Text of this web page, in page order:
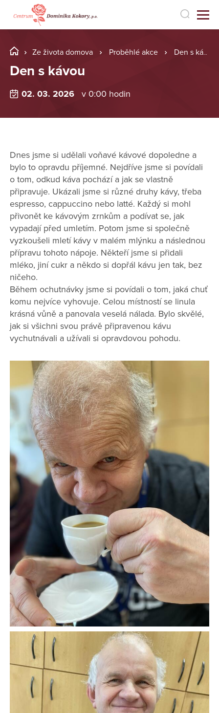
Ze života domova Proběhlé akce Den s kávou
Den s kávou
02. 03. 2026 v 0:00 hodin
Dnes jsme si udělali voňavé kávové dopoledne a
bylo to opravdu příjemné. Nejdříve jsme si povídali
o tom, odkud káva pochází a jak se vlastně
připravuje. Ukázali jsme si různé druhy kávy, třeba
espresso, cappuccino nebo latté. Každý si mohl
přivonět ke kávovým zrnkům a podívat se, jak
vypadají před umletím. Potom jsme si společně
vyzkoušeli mletí kávy v malém mlýnku a následnou
přípravu tohoto nápoje. Někteří jsme si přidali
mléko, jiní cukr a někdo si dopřál kávu jen tak, bez
ničeho.
Během ochutnávky jsme si povídali o tom, jaká chuť
komu nejvíce vyhovuje. Celou místností se linula
krásná vůně a panovala veselá nálada. Bylo skvělé,
jak si všichni svou právě připravenou kávu
vychutnávali a užívali si opravdovou pohodu.